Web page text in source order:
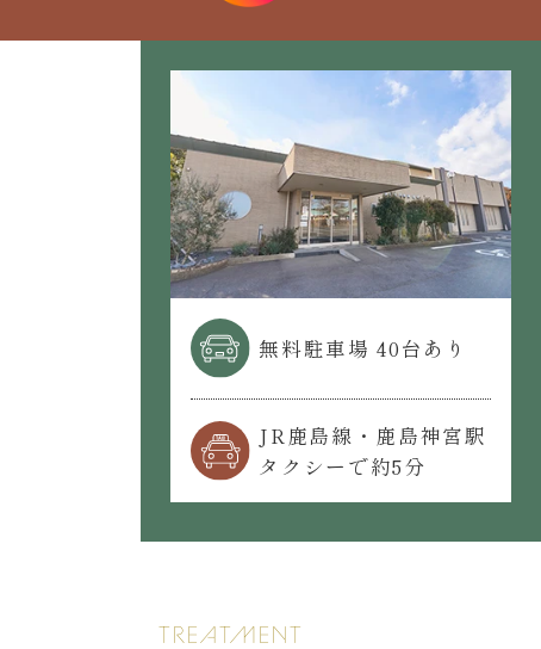
無料駐車場 40台あり
JR鹿島線・鹿島神宮駅
タクシーで約5分
TREATMENT